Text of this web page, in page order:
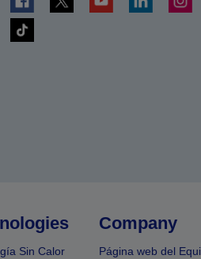
Sin Calor
Company
Página web del